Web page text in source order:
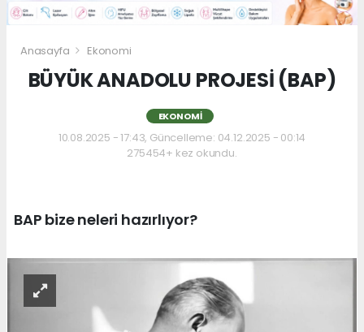
Anasayfa Ekonomi
BÜYÜK ANADOLU PROJESİ (BAP)
EKONOMI
10.08.2025 - 17:43, Güncelleme: 04.12.2025 - 00:14
275454+ kez okundu.
BAP bize neleri hazırlıyor?